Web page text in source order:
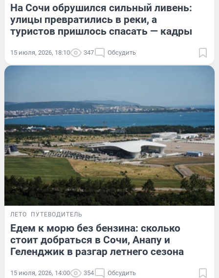
На Сочи обрушился сильный ливень:
улицы превратились в реки, а
туристов пришлось спасать — кадры
15 июля, 2026, 18:10 347 Обсудить
ЛЕТО ПУТЕВОДИТЕЛЬ
Едем к морю без бензина: сколько
стоит добраться в Сочи, Анапу и
Геленджик в разгар летнего сезона
15 июля, 2026, 14:00 354 Обсудить